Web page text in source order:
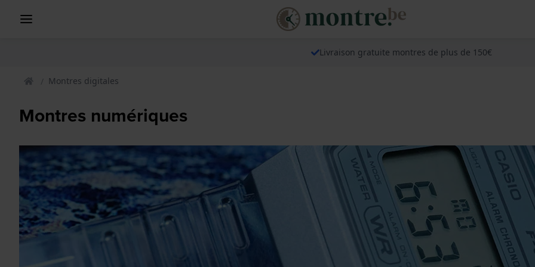
Livraison gratuite montres de plus de 150€
Montres digitales
Montres numériques